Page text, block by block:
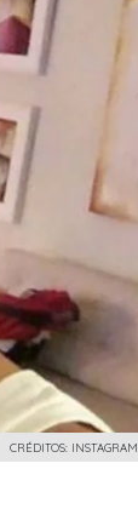
CRÉDITOS: INSTAGRAM